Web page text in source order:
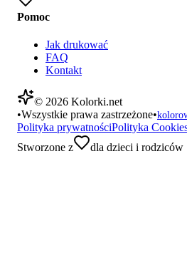
Pomoc
Jak drukować
FAQ
Kontakt
© 2026 Kolorki.net
•Wszystkie prawa zastrzeżone•
Polityka prywatnościPolityka
Stworzone z
dla dzieci i rodziców